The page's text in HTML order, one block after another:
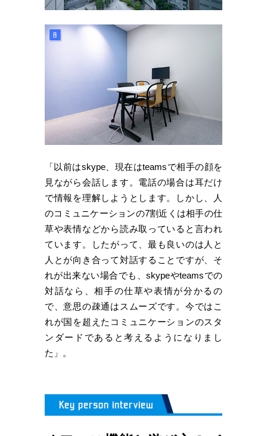
「以前はskype、現在はteamsで相手の顔を
見ながら会話します。電話の場合は耳だけ
で情報を理解しようとします。しかし、人
のコミュニケーションの7割近くは相手の仕
草や表情などから読み取っていると言われ
ています。したがって、最も良いのは人と
人とが向き合って対話することですが、そ
れが出来ない場合でも、skypeやteamsでの
対話なら、相手の仕草や表情が分かるの
で、意思の疎通はスムーズです。今ではこ
れが国を超えたコミュニケーションのスタ
ンダードであると考えるようになりまし
た」。